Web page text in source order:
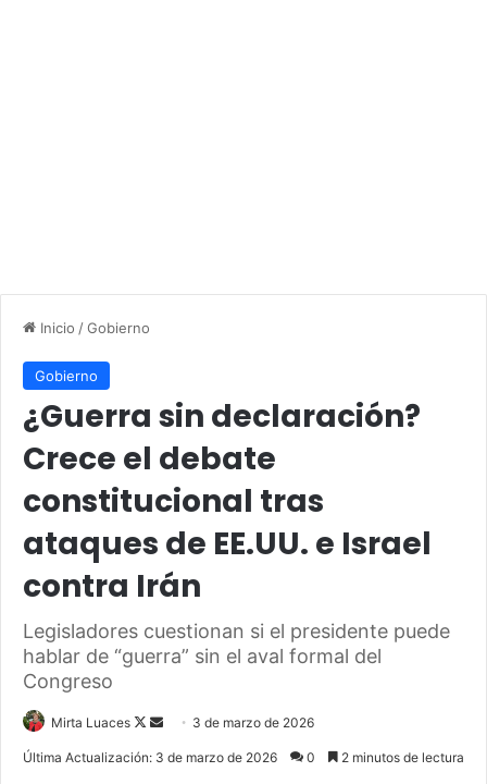
Inicio /Gobierno
Gobierno
¿Guerra sin declaración?
Crece el debate
constitucional tras
ataques de EE.UU. e Israel
contra Irán
Legisladores cuestionan si el presidente puede
hablar de “guerra” sin el aval formal del
Congreso
Mirta Luaces
F
3 de marzo de 2026
Última Actualización: 3 de marzo de 2026 0 2 minutos de lectura